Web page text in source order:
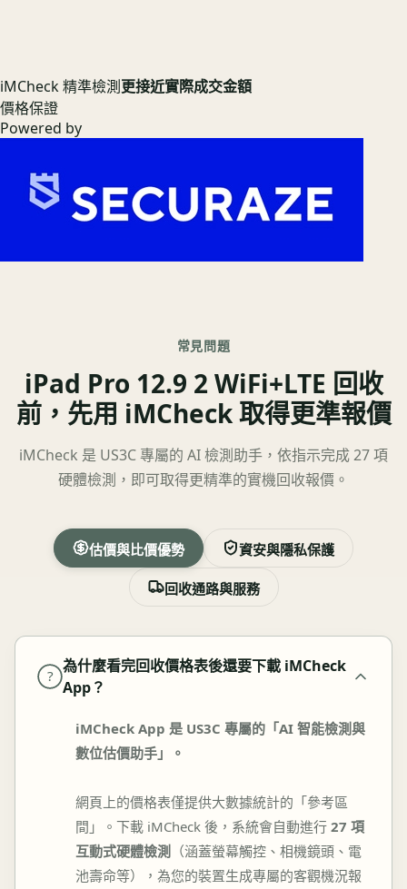
iMCheck 精準檢測更接近實際成交金額
價格保證
Powered by
常見問題
iPad Pro 12.9 2 WiFi+LTE 回收
前，先用 iMCheck 取得更準報價
iMCheck 是 US3C 專屬的 AI 檢測助手，依指示完成 27 項
硬體檢測，即可取得更精準的實機回收報價。
估價與比價優勢 資安與隱私保護
回收通路與服務
?
為什麼看完回收價格表後還要下載 iMCheck
App？
iMCheck App 是 US3C 專屬的「AI 智能檢測與
數位估價助手」。
網頁上的價格表僅提供大數據統計的「參考區
間」。下載 iMCheck 後，系統會自動進行 27 項
互動式硬體檢測 （涵蓋螢幕觸控、相機鏡頭、電
池壽命等），為您的裝置生成專屬的客觀機況報